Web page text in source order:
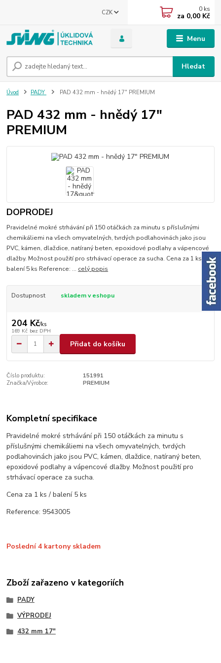
Menu
CZK
Hledat
0 ks
za 0,00 Kč
Úvod PADY PAD 432 mm - hnědý 17" PREMIUM
PAD 432 mm - hnědý 17"
PREMIUM
DOPRODEJ
Pravidelné mokré strhávání při 150 otáčkách za minutu s příslušnými
chemikáliemi na všech omyvatelných, tvrdých podlahovinách jako jsou
PVC, kámen, dlaždice, natíraný beten, epoxidové podlahy a vápencové
dlažby. Možnost použití pro strhávací operace za sucha. Cena za 1 ks /
balení 5 ks Reference: ... celý popis
Dostupnost skladem v eshopu
204 Kč/ks
169 Kč bez DPH
Přidat do košíku
Číslo produktu:
151991
Značka/Výrobce:
PREMIUM
Kompletní specifikace
Pravidelné mokré strhávání při 150 otáčkách za minutu s
příslušnými chemikáliemi na všech omyvatelných, tvrdých
podlahovinách jako jsou PVC, kámen, dlaždice, natíraný beten,
epoxidové podlahy a vápencové dlažby. Možnost použití pro
strhávací operace za sucha.
Cena za 1 ks / balení 5 ks
Reference: 9543005
Poslední 4 kartony skladem
Zboží zařazeno v kategoriích
PADY
VÝPRODEJ
432 mm 17"